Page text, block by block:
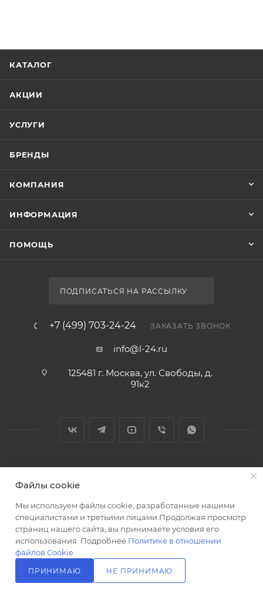
В КОРЗИНУ
КАТАЛОГ
АКЦИИ
УСЛУГИ
БРЕНДЫ
КОМПАНИЯ
ИНФОРМАЦИЯ
ПОМОЩЬ
ПОДПИСАТЬСЯ НА РАССЫЛКУ
+7 (499) 703-24-24 ЗАКАЗАТЬ ЗВОНОК
info@l-24.ru
125481 г. Москва, ул. Свободы, д.
91к2
Разработка сайта
Файлы cookie
Мы используем файлы cookie, разработанные нашими
специалистами и третьими лицами.Продолжая просмотр
страниц нашего сайта, вы принимаете условия его
использования. Подробнее Политике в отношении
файлов Cookie
ПРИНИМАЮ НЕ ПРИНИМАЮ